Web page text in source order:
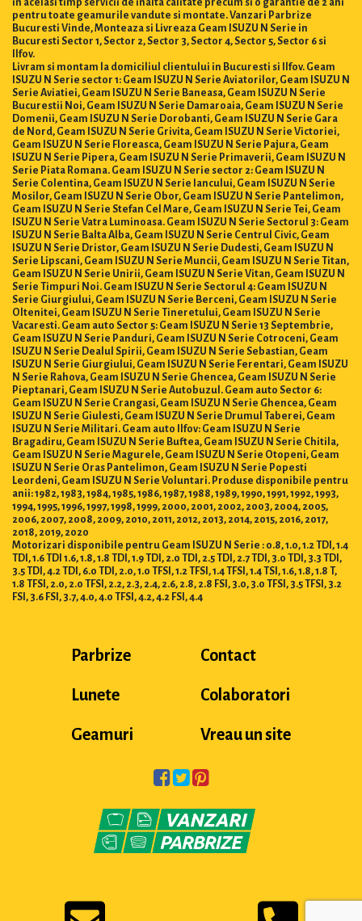
pentru toate geamurile vandute si montate. Vanzari Parbrize
Bucuresti Vinde, Monteaza si Livreaza Geam ISUZU N Serie in
Bucuresti Sector 1, Sector 2, Sector 3, Sector 4, Sector 5, Sector 6 si
Ilfov.
Livram si montam la domiciliul clientului in Bucuresti si Ilfov. Geam
ISUZU N Serie sector 1: Geam ISUZU N Serie Aviatorilor, Geam ISUZU N
Serie Aviatiei, Geam ISUZU N Serie Baneasa, Geam ISUZU N Serie
Bucurestii Noi, Geam ISUZU N Serie Damaroaia, Geam ISUZU N Serie
Domenii, Geam ISUZU N Serie Dorobanti, Geam ISUZU N Serie Gara
de Nord, Geam ISUZU N Serie Grivita, Geam ISUZU N Serie Victoriei,
Geam ISUZU N Serie Floreasca, Geam ISUZU N Serie Pajura, Geam
ISUZU N Serie Pipera, Geam ISUZU N Serie Primaverii, Geam ISUZU N
Serie Piata Romana. Geam ISUZU N Serie sector 2: Geam ISUZU N
Serie Colentina, Geam ISUZU N Serie Iancului, Geam ISUZU N Serie
Mosilor, Geam ISUZU N Serie Obor, Geam ISUZU N Serie Pantelimon,
Geam ISUZU N Serie Stefan Cel Mare, Geam ISUZU N Serie Tei, Geam
ISUZU N Serie Vatra Luminoasa. Geam ISUZU N Serie Sectorul 3: Geam
ISUZU N Serie Balta Alba, Geam ISUZU N Serie Centrul Civic, Geam
ISUZU N Serie Dristor, Geam ISUZU N Serie Dudesti, Geam ISUZU N
Serie Lipscani, Geam ISUZU N Serie Muncii, Geam ISUZU N Serie Titan,
Geam ISUZU N Serie Unirii, Geam ISUZU N Serie Vitan, Geam ISUZU N
Serie Timpuri Noi. Geam ISUZU N Serie Sectorul 4: Geam ISUZU N
Serie Giurgiului, Geam ISUZU N Serie Berceni, Geam ISUZU N Serie
Oltenitei, Geam ISUZU N Serie Tineretului, Geam ISUZU N Serie
Vacaresti. Geam auto Sector 5: Geam ISUZU N Serie 13 Septembrie,
Geam ISUZU N Serie Panduri, Geam ISUZU N Serie Cotroceni, Geam
ISUZU N Serie Dealul Spirii, Geam ISUZU N Serie Sebastian, Geam
ISUZU N Serie Giurgiului, Geam ISUZU N Serie Ferentari, Geam ISUZU
N Serie Rahova, Geam ISUZU N Serie Ghencea, Geam ISUZU N Serie
Pieptanari, Geam ISUZU N Serie Autobuzul. Geam auto Sector 6:
Geam ISUZU N Serie Crangasi, Geam ISUZU N Serie Ghencea, Geam
ISUZU N Serie Giulesti, Geam ISUZU N Serie Drumul Taberei, Geam
ISUZU N Serie Militari. Geam auto Ilfov: Geam ISUZU N Serie
Bragadiru, Geam ISUZU N Serie Buftea, Geam ISUZU N Serie Chitila,
Geam ISUZU N Serie Magurele, Geam ISUZU N Serie Otopeni, Geam
ISUZU N Serie Oras Pantelimon, Geam ISUZU N Serie Popesti
Leordeni, Geam ISUZU N Serie Voluntari. Produse disponibile pentru
anii: 1982, 1983, 1984, 1985, 1986, 1987, 1988, 1989, 1990, 1991, 1992, 1993,
1994, 1995, 1996, 1997, 1998, 1999, 2000, 2001, 2002, 2003, 2004, 2005,
2006, 2007, 2008, 2009, 2010, 2011, 2012, 2013, 2014, 2015, 2016, 2017,
2018, 2019, 2020
Motorizari disponibile pentru Geam ISUZU N Serie : 0.8, 1.0, 1.2 TDI, 1.4
TDI, 1.6 TDI 1.6, 1.8, 1.8 TDI, 1.9 TDI, 2.0 TDI, 2.5 TDI, 2.7 TDI, 3.0 TDI, 3.3 TDI,
3.5 TDI, 4.2 TDI, 6.0 TDI, 2.0, 1.0 TFSI, 1.2 TFSI, 1.4 TFSI, 1.4 TSI, 1.6, 1.8, 1.8 T,
1.8 TFSI, 2.0, 2.0 TFSI, 2.2, 2.3, 2.4, 2.6, 2.8, 2.8 FSI, 3.0, 3.0 TFSI, 3.5 TFSI, 3.2
FSI, 3.6 FSI, 3.7, 4.0, 4.0 TFSI, 4.2, 4.2 FSI, 4.4
Parbrize
Lunete
Geamuri
Contact
Colaboratori
Vreau un site